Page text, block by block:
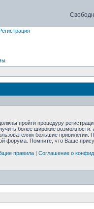
пройти процедуру
более широкие
большие
форума. Помните, что Ваше
правила| Соглашение о